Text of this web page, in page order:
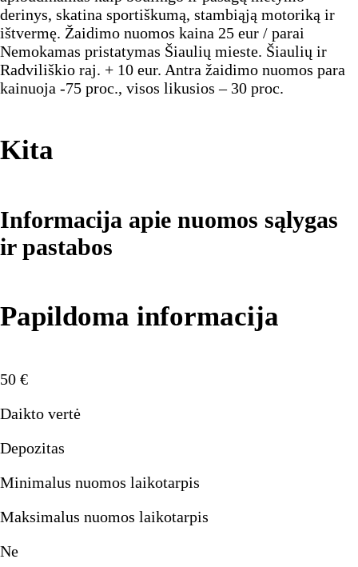
derinys, skatina sportiškumą, stambiąją motoriką ir
ištvermę. Žaidimo nuomos kaina 25 eur / parai
Nemokamas pristatymas Šiaulių mieste. Šiaulių ir
Radviliškio raj. + 10 eur. Antra žaidimo nuomos para
kainuoja -75 proc., visos likusios – 30 proc.
Kita
Informacija apie nuomos sąlygas
ir pastabos
Papildoma informacija
50 €
Daikto vertė
Depozitas
Minimalus nuomos laikotarpis
Maksimalus nuomos laikotarpis
Ne